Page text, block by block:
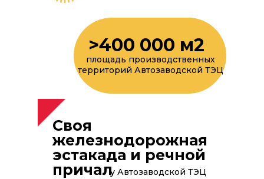
Своя
железнодорожная
эстакада и речной
причалу Автозаводской ТЭЦ
площадь производственных
территорий Автозаводской ТЭЦ
>400 000 м2